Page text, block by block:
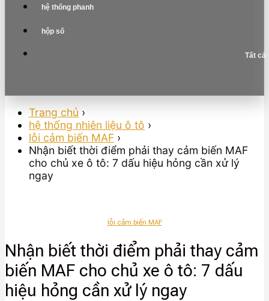
hệ thống phanh
hộp số
Tất cả
Trang chủ ›
hệ thống nhiên liệu ô tô ›
lỗi cảm biến MAF ›
Nhận biết thời điểm phải thay cảm biến MAF
cho chủ xe ô tô: 7 dấu hiệu hỏng cần xử lý
ngay
lỗi cảm biến MAF
Nhận biết thời điểm phải thay cảm
biến MAF cho chủ xe ô tô: 7 dấu
hiệu hỏng cần xử lý ngay